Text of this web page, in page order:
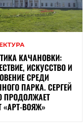
КАЧАНОВКИ:
ИСКУССТВО И
СРЕДИ
ПАРКА. СЕРГЕЙ
ПРОДОЛЖАЕТ
«АРТ-ВОЯЖ»